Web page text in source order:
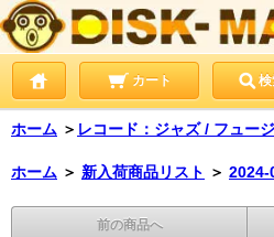
カート
ホーム ＞ レコード：ジャズ / フュー
ホーム ＞ 新入荷商品リスト ＞
前の商品へ